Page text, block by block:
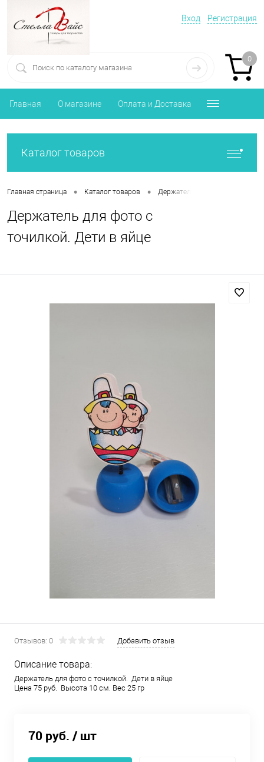
Вход Регистрация
0
Главная О магазине Оплата и Доставка
Каталог товаров
Главная страница • Каталог товаров • Держатель для фото с
Держатель для фото с
точилкой. Дети в яйце
Отзывов: 0 Добавить отзыв
Описание товара:
Держатель для фото с точилкой. Дети в яйце
Цена 75 руб. Высота 10 см. Вес 25 гр
70 руб. / шт